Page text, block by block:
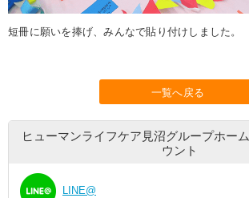
短冊に願いを捧げ、みんなで貼り付けしました。
一覧へ戻る
ヒューマンライフケア見沼グループホーム
ウント
LINE@